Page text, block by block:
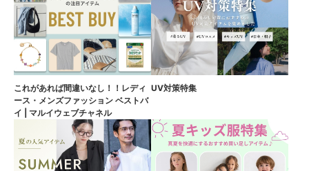
これがあれば間違いなし！！レディ
ース・メンズファッション ベストバ
イ | マルイウェブチャネル
UV対策特集